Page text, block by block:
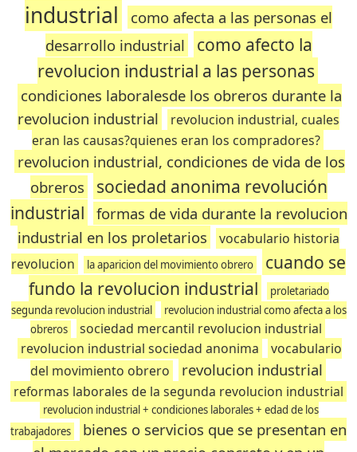
industrial
como afecta a las personas el
desarrollo industrial
como afecto la
revolucion industrial a las personas
condiciones laboralesde los obreros durante la
revolucion industrial
revolucion industrial, cuales
eran las causas?quienes eran los compradores?
revolucion industrial, condiciones de vida de los
obreros
sociedad anonima revolución
industrial
formas de vida durante la revolucion
industrial en los proletarios
vocabulario historia
revolucion
la aparicion del movimiento obrero
cuando se
fundo la revolucion industrial
proletariado
segunda revolucion industrial
revolucion industrial como afecta a los
obreros
sociedad mercantil revolucion industrial
revolucion industrial sociedad anonima
vocabulario
del movimiento obrero
revolucion industrial
reformas laborales de la segunda revolucion industrial
revolucion industrial + condiciones laborales + edad de los
trabajadores
bienes o servicios que se presentan en